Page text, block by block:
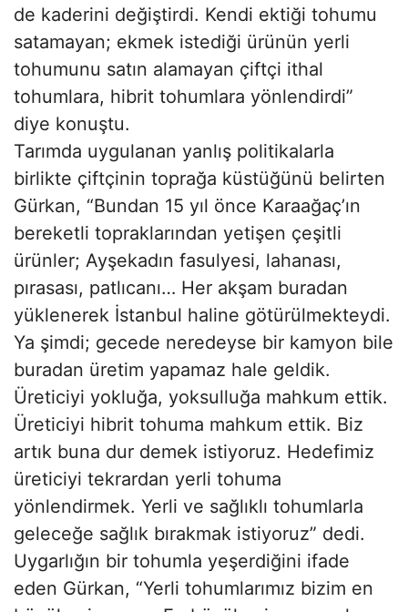
de kaderini değiştirdi. Kendi ektiği tohumu
satamayan; ekmek istediği ürünün yerli
tohumunu satın alamayan çiftçi ithal
tohumlara, hibrit tohumlara yönlendirdi”
diye konuştu.
Tarımda uygulanan yanlış politikalarla
birlikte çiftçinin toprağa küstüğünü belirten
Gürkan, “Bundan 15 yıl önce Karaağaç’ın
bereketli topraklarından yetişen çeşitli
ürünler; Ayşekadın fasulyesi, lahanası,
pırasası, patlıcanı… Her akşam buradan
yüklenerek İstanbul haline götürülmekteydi.
Ya şimdi; gecede neredeyse bir kamyon bile
buradan üretim yapamaz hale geldik.
Üreticiyi yokluğa, yoksulluğa mahkum ettik.
Üreticiyi hibrit tohuma mahkum ettik. Biz
artık buna dur demek istiyoruz. Hedefimiz
üreticiyi tekrardan yerli tohuma
yönlendirmek. Yerli ve sağlıklı tohumlarla
geleceğe sağlık bırakmak istiyoruz” dedi.
Uygarlığın bir tohumla yeşerdiğini ifade
eden Gürkan, “Yerli tohumlarımız bizim en